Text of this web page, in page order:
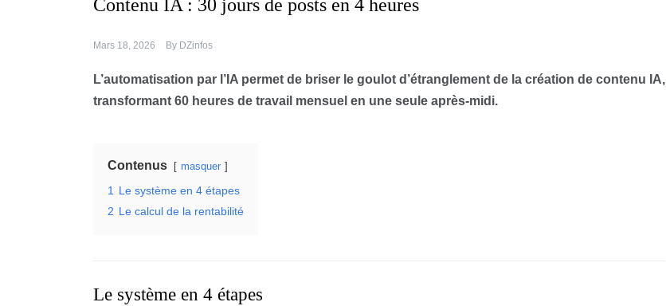
Contenu IA : 30 jours de posts en 4 heures
Mars 18, 2026 By DZinfos
L’automatisation par l’IA permet de briser le goulot d’étranglement de la création de contenu IA,
transformant 60 heures de travail mensuel en une seule après-midi.
Contenus masquer
1
Le système en 4 étapes
2 Le calcul de la rentabilité
Le système en 4 étapes